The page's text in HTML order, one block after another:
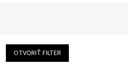
OTVORIŤ FILTER